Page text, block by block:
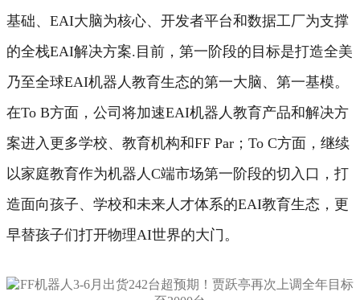
基础、EAI大脑为核心、开发者平台和数据工厂为支撑
的全栈EAI解决方案. 目前，第一阶段的目标是打造全美
乃至全球EAI机器人教育生态的第一大脑、第一基模。
在To B方面，公司将加速EAI机器人教育产品和解决方
案进入更多学校、教育机构和FF Par；To C方面，继续
以家庭教育作为机器人C端市场第一阶段的切入口，打
造面向孩子、学校和未来人才体系的EAI教育生态，更
早替孩子们打开物理AI世界的大门。